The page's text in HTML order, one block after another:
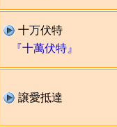
十万伏特
『十萬伏特』
譲愛抵達